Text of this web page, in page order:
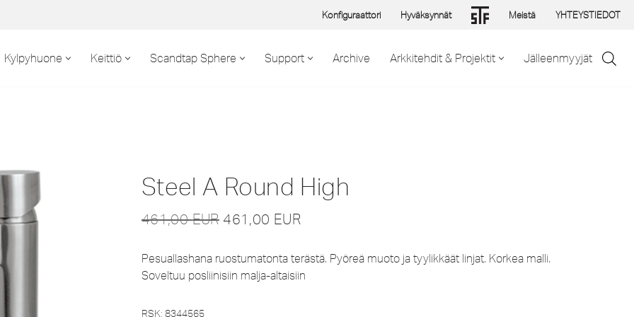
Konfiguraattori Hyväksynnät Meistä YHTEYSTIEDOT
Kylpyhuone Keittiö Scandtap Sphere Support Archive Arkkitehdit & Projektit Jälleenmyyjät
Steel A Round High
461,00EUR 461,00 EUR
Pesuallashana ruostumatonta terästä. Pyöreä muoto ja tyylikkäät linjat. Korkea malli.
Soveltuu posliinisiin malja-altaisiin
RSK: 8344565